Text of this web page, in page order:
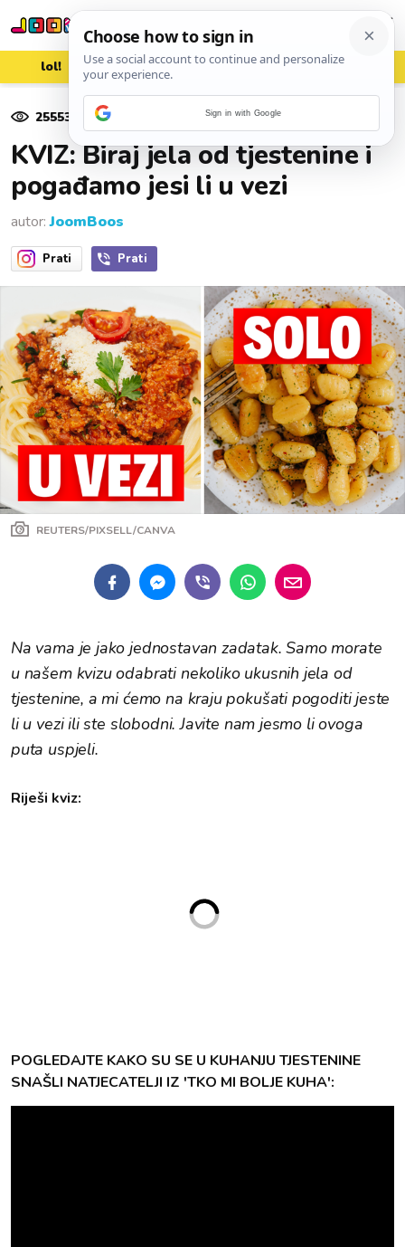
lol! aww vrh! woot?!
25553 pregleda
KVIZ: Biraj jela od tjestenine i
pogađamo jesi li u vezi
autor:JoomBoos
Prati Prati
REUTERS/PIXSELL/CANVA
Na vama je jako jednostavan zadatak. Samo morate
u našem kvizu odabrati nekoliko ukusnih jela od
tjestenine, a mi ćemo na kraju pokušati pogoditi jeste
li u vezi ili ste slobodni. Javite nam jesmo li ovoga
puta uspjeli.
Riješi kviz:
POGLEDAJTE KAKO SU SE U KUHANJU TJESTENINE
SNAŠLI NATJECATELJI IZ 'TKO MI BOLJE KUHA':
Sign in with Google